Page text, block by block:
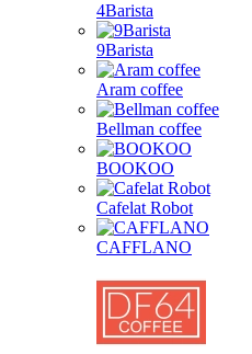
4Barista
9Barista
Aram coffee
Bellman coffee
BOOKOO
Cafelat Robot
CAFFLANO